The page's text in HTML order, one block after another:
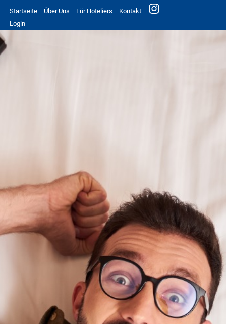
Startseite Über Uns Für Hoteliers
Kontakt
Login